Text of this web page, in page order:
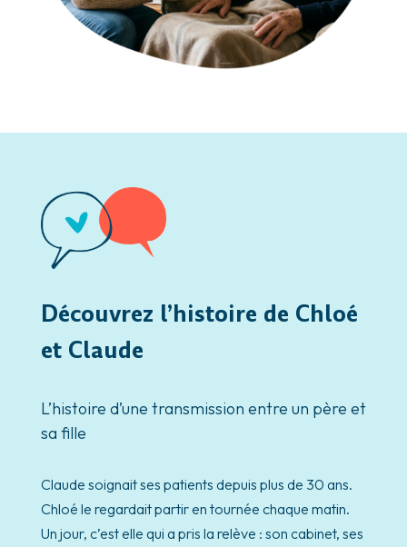
Découvrez l’histoire de Chloé
et Claude
L’histoire d’une transmission entre un père et
sa fille
Claude soignait ses patients depuis plus de 30 ans.
Chloé le regardait partir en tournée chaque matin.
Un jour, c’est elle qui a pris la relève : son cabinet, ses